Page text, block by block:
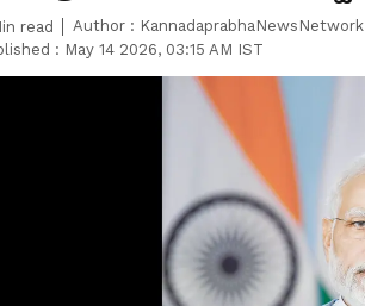
read Author : KannadaprabhaNewsNetwork
: May 14 2026, 03:15 AM IST